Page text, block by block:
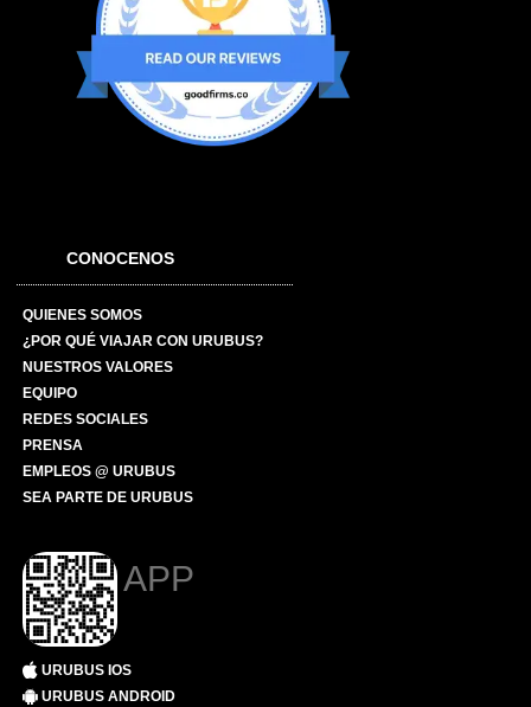
CONOCENOS
QUIENES SOMOS
¿POR QUÉ VIAJAR CON URUBUS?
NUESTROS VALORES
EQUIPO
REDES SOCIALES
PRENSA
EMPLEOS @ URUBUS
SEA PARTE DE URUBUS
APP
URUBUS IOS
URUBUS ANDROID